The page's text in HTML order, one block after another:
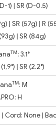
1) | SR (D-0.5)
| SR (57g) | R
| SR (84g)
TM: 3.1°
| SR (2.2°)
TM: M
H
Cord: None |